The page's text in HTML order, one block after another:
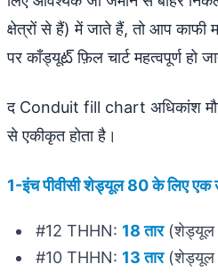
क्षेत्रों से हैं) में जाते हैं, तो आप काफी
पर कॉंड्यूట్ फ़िल चार्ट महत्वपूर्ण हो
द Conduit fill chart अधिकांश
से एकीकृत होता है।
1-इंच पीवीसी शेड्यूल 80 के लिए एक
#12 THHN: 18 तार(शेड्यूल
#10 THHN: 13 तार(शेड्यूल